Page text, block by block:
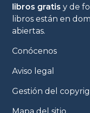
libros gratis y de
libros están en
abiertas.
Conócenos
Aviso legal
Gestión del